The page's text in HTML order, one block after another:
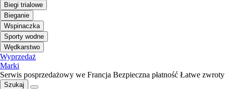
Biegi trialowe
Bieganie
Wspinaczka
Sporty wodne
Wędkarstwo
Wyprzedaż
Marki
Serwis posprzedażowy we Francja Bezpieczna płatność Łatwe zwroty
Szukaj